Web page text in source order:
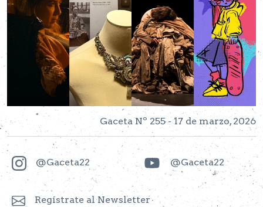
Gaceta Nº 255 - 17 de marzo, 2026
@Gaceta22 @Gaceta22
Regístrate al Newsletter